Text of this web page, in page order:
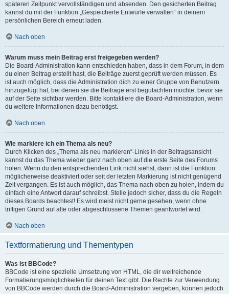
späteren Zeitpunkt vervollständigen und absenden. Den gesicherten Beitrag
kannst du mit der Funktion „Gespeicherte Entwürfe verwalten“ in deinem
persönlichen Bereich erneut laden.
Nach oben
Warum muss mein Beitrag erst freigegeben werden?
Die Board-Administration kann entschieden haben, dass in dem Forum, in dem
du einen Beitrag erstellt hast, die Beiträge zuerst geprüft werden müssen. Es
ist auch möglich, dass die Administration dich zu einer Gruppe von Benutzern
hinzugefügt hat, bei denen sie die Beiträge erst begutachten möchte, bevor sie
auf der Seite sichtbar werden. Bitte kontaktiere die Board-Administration, wenn
du weitere Informationen dazu benötigst.
Nach oben
Wie markiere ich ein Thema als neu?
Durch Klicken des „Thema als neu markieren“-Links in der Beitragsansicht
kannst du das Thema wieder ganz nach oben auf die erste Seite des Forums
holen. Wenn du den entsprechenden Link nicht siehst, dann ist die Funktion
möglicherweise deaktiviert oder seit der letzten Markierung ist nicht genügend
Zeit vergangen. Es ist auch möglich, das Thema nach oben zu holen, indem du
einfach eine Antwort darauf schreibst. Stelle jedoch sicher, dass du die Regeln
dieses Boards beachtest! Es wird meist nicht gerne gesehen, wenn ohne
triftigen Grund auf alte oder abgeschlossene Themen geantwortet wird.
Nach oben
Textformatierung und Thementypen
Was ist BBCode?
BBCode ist eine spezielle Umsetzung von HTML, die dir weitreichende
Formatierungsmöglichkeiten für deinen Text gibt. Die Rechte zur Verwendung
von BBCode werden durch die Board-Administration vergeben, können jedoch